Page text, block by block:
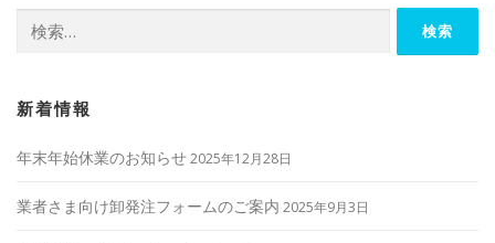
シ
索:
新着情報
年末年始休業のお知らせ2025年12月28日
業者さま向け卸発注フォームのご案内 2025年9月3日